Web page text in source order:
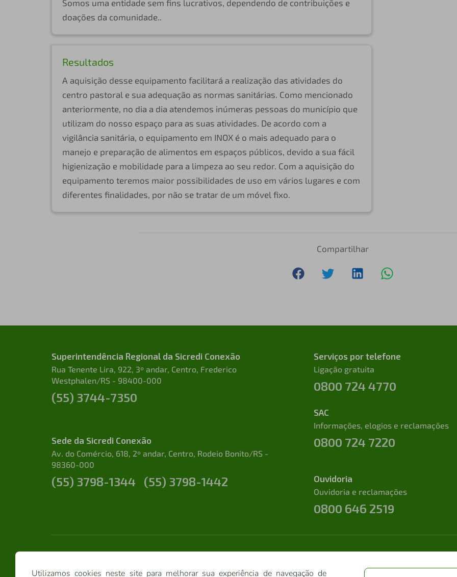
Somos uma entidade sem fins lucrativos, dependendo de contribuições e
doações da comunidade..
Resultados
A aquisição desse equipamento facilitará a realização das atividades do
centro pastoral e sua adequação as normas sanitárias. Como mencionado
anteriormente, no dia a dia atendemos inúmeras pessoas do município que
utilizam do nosso espaço para as suas atividades. De acordo com a
vigilância sanitária, o equipamento em INOX é o mais adequado para o
manejo e preparação de alimentos em espaços públicos, devido a sua fácil
higienização e mobilidade para a limpeza ao seu redor. Com a aquisição do
equipamento teremos maior possibilidades de uso em vários lugares e com
diferentes finalidades, por não se tratar de um móvel fixo.
Compartilhar
Utilizamos cookies neste site para melhorar sua experiência de navegação de
Superintendência Regional da Sicredi Conexão
Rua Tenente Lira, 922, 3º andar, Centro, Frederico
Westphalen/RS - 98400-000
(55) 3744-7350
Sede da Sicredi Conexão
Av. do Comércio, 618, 2º andar, Centro, Rodeio Bonito/RS -
98360-000
(55) 3798-1344 (55) 3798-1442
Serviços por telefone
Ligação gratuita
0800 724 4770
SAC
Informações, elogios e reclamações
0800 724 7220
Ouvidoria
Ouvidoria e reclamações
0800 646 2519